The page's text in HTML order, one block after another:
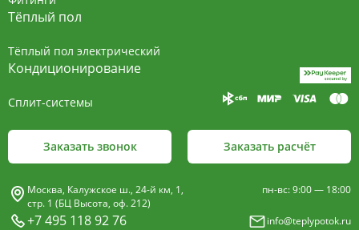
Тёплый пол
Тёплый пол электрический
Кондиционирование
Сплит-системы
Заказать звонок Заказать расчёт
Москва, Калужское ш., 24-й км, 1,
стр. 1 (БЦ Высота, оф. 212)
+7 495 118 92 76
пн-вс: 9:00 — 18:00
info@teplypotok.ru